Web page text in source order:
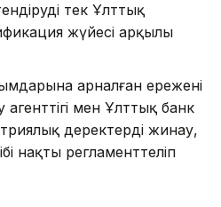
тек Ұлттық
жүйесі арқылы
арналған ережені
мен Ұлттық банк
деректерді жинау,
нақты регламенттеліп